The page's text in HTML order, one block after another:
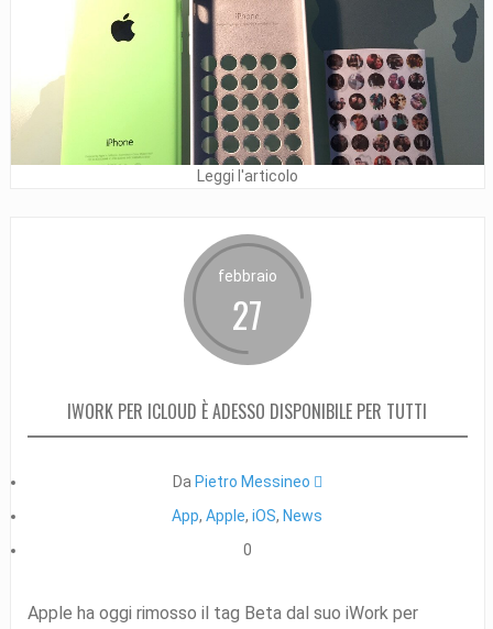
Leggi l'articolo
febbraio
27
IWORK PER ICLOUD È ADESSO DISPONIBILE PER TUTTI
Da Pietro Messineo 
App,Apple,iOS, News
0
Apple ha oggi rimosso il tag Beta dal suo iWork per